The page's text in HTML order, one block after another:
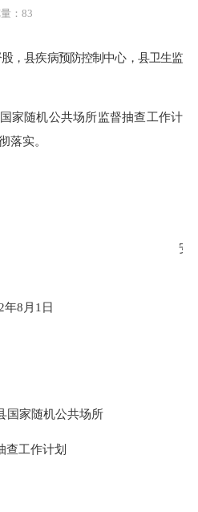
： 83
，县疾病预防控制中心，县卫生监
家随机公共场所监督抽查工作计
落实。
安
年8月1日
国家随机公共场所
查工作计划